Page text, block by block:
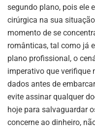
segundo plano, pois ele
cirúrgica na sua
momento de se
românticas, tal como já
plano profissional, o
imperativo que verifique
dados antes de
evite assinar qualquer
hoje para salvaguardar
concerne ao dinheiro,